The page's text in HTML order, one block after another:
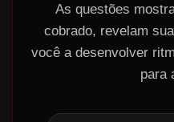
As questões
cobrado, revelam
você a desenvolver
para